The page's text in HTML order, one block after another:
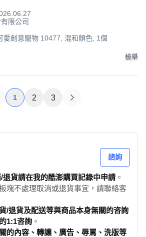
限公司
愛創意寵物 10477, 混和顏色, 1個
檢舉
1 2 3
諮詢
退貨請在我的酷澎購買記錄中申請 。
塊不處理取消或退貨事宜，請聯絡客
/退貨及配送等與商品本身無關的咨詢
1:1咨詢 。
的內容、轉讓、廣告、辱罵、洗版等